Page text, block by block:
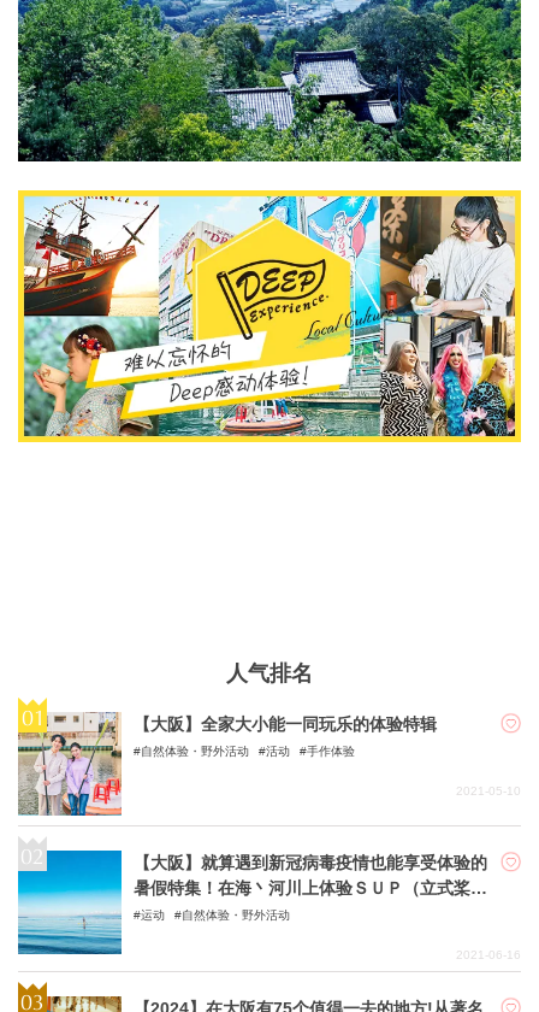
人气排名
【大阪】全家大小能一同玩乐的体验特辑
自然体验・野外活动 活动 手作体验
2021-05-10
【大阪】就算遇到新冠病毒疫情也能享受体验的
暑假特集！在海丶河川上体验ＳＵＰ（立式桨板
运动）和ＳＵＰ瑜珈活动
运动 自然体验・野外活动
2021-06-16